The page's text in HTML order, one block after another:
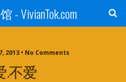
- VivianTok.com
2013 • No Comments
.不爱